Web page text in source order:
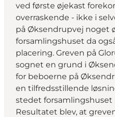
ved første øjekast
overraskende - ikke i
på Øksendrupvej noget
forsamlingshuset da
placering. Greven på
sognet en grund i
for beboerne på
en tilfredsstillende
stedet forsamlingshuset
Resultatet blev, at